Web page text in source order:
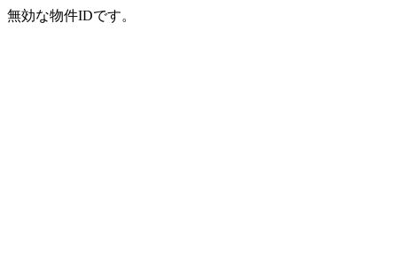
無効な物件IDです。